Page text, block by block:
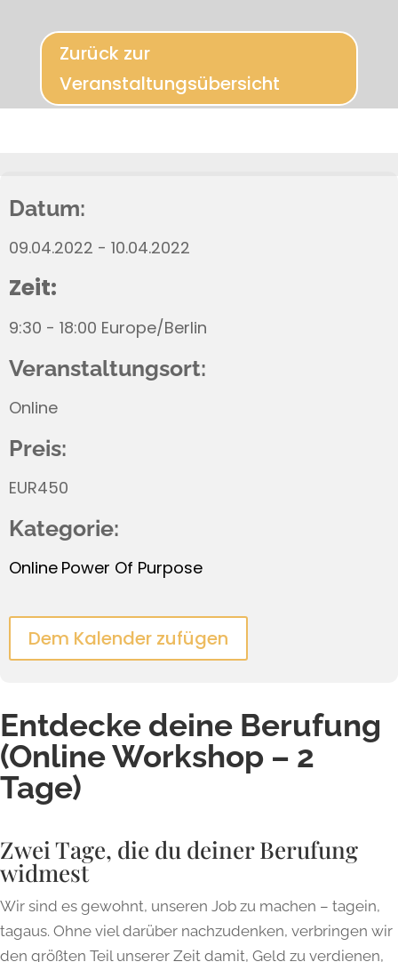
Zurück zur
Veranstaltungsübersicht
Datum:
09.04.2022 - 10.04.2022
Zeit:
9:30 - 18:00 Europe/Berlin
Veranstaltungsort:
Online
Preis:
EUR450
Kategorie:
Online Power Of Purpose
Dem Kalender zufügen
Entdecke deine Berufung
(Online Workshop – 2
Tage)
Zwei Tage, die du deiner Berufung
widmest
Wir sind es gewohnt, unseren Job zu machen – tagein,
tagaus. Ohne viel darüber nachzudenken, verbringen wir
den größten Teil unserer Zeit damit, Geld zu verdienen,